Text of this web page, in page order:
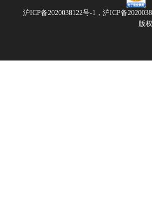
沪ICP备2020038122号-1， 沪ICP备
版